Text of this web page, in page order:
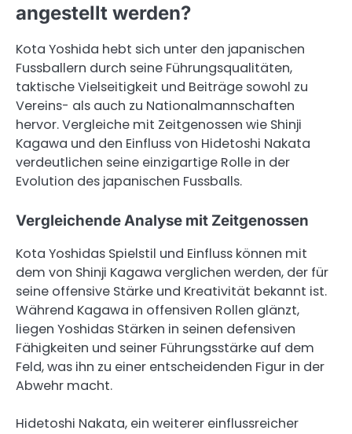
angestellt werden?
Kota Yoshida hebt sich unter den japanischen
Fussballern durch seine Führungsqualitäten,
taktische Vielseitigkeit und Beiträge sowohl zu
Vereins- als auch zu Nationalmannschaften
hervor. Vergleiche mit Zeitgenossen wie Shinji
Kagawa und den Einfluss von Hidetoshi Nakata
verdeutlichen seine einzigartige Rolle in der
Evolution des japanischen Fussballs.
Vergleichende Analyse mit Zeitgenossen
Kota Yoshidas Spielstil und Einfluss können mit
dem von Shinji Kagawa verglichen werden, der für
seine offensive Stärke und Kreativität bekannt ist.
Während Kagawa in offensiven Rollen glänzt,
liegen Yoshidas Stärken in seinen defensiven
Fähigkeiten und seiner Führungsstärke auf dem
Feld, was ihn zu einer entscheidenden Figur in der
Abwehr macht.
Hidetoshi Nakata, ein weiterer einflussreicher